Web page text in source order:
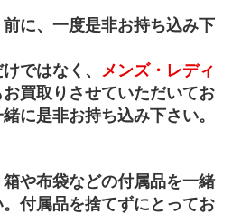
に、一度是非お持ち込み下
ではなく、
メンズ・レディ
お買取りさせていただいてお
に是非お持ち込み下さい。
や布袋などの付属品を一緒
付属品を捨てずにとってお